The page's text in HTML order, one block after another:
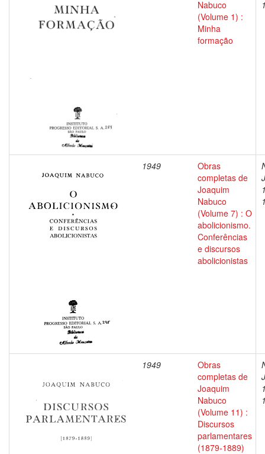
Nabuco
(Volume 1) :
Minha
formação
1949
Obras
completas de
Joaquim
Nabuco
(Volume 7) : O
abolicionismo.
Conferências
e discursos
abolicionistas
1949
Obras
completas de
Joaquim
Nabuco
(Volume 11) :
Discursos
parlamentares
(1879-1889)